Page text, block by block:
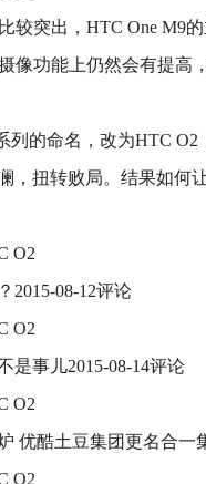
较突出，HTC One M9
像功能上仍然会有提高
列的命名，改为HTC
，扭转败局。结果如何
2015-08-12评论
是事儿2015-08-14评论
优酷土豆集团更名合一